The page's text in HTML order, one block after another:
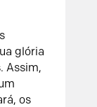
glória
Assim,
os